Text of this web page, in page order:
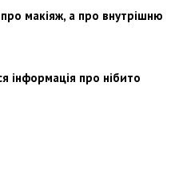
макіяж, а про внутрішню
інформація про нібито